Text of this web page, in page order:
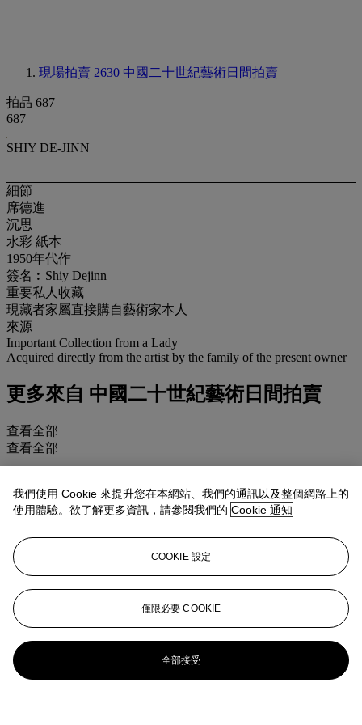
現場拍賣 2630 中國二十世紀藝術日間拍賣
拍品 687
687
SHIY DE-JINN
細節
席德進
沉思
水彩 紙本
1950年代作
簽名︰Shiy Dejinn
重要私人收藏
現藏者家屬直接購自藝術家本人
來源
Important Collection from a Lady
Acquired directly from the artist by the family of the present owner
更多來自 中國二十世紀藝術日間拍賣
查看全部
查看全部
我們使用 Cookie 來提升您在本網站、我們的通訊以及整個網路上的
使用體驗。欲了解更多資訊，請參閱我們的 Cookie 通知
COOKIE 設定
僅限必要 COOKIE
全部接受